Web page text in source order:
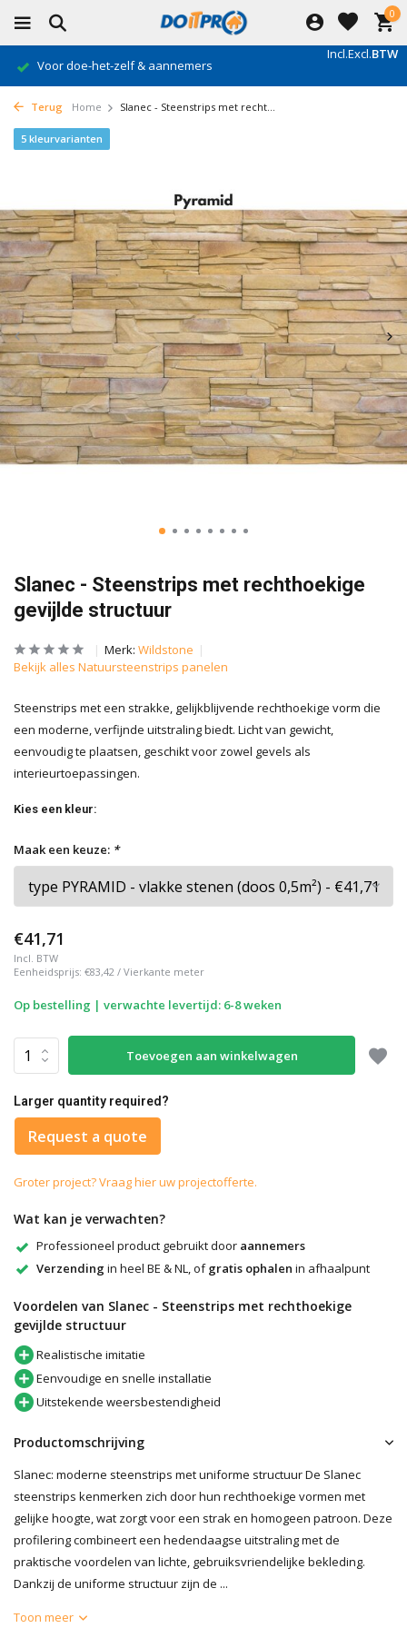
0
Incl.Excl.BTW
Voor doe-het-zelf & aannemers
Terug Home Slanec - Steenstrips met recht...
Slanec - Steenstrips met rechthoekige
gevijlde structuur
5 kleurvarianten
Merk: Wildstone
Bekijk alles Natuursteenstrips panelen
Steenstrips met een strakke, gelijkblijvende rechthoekige vorm die
een moderne, verfijnde uitstraling biedt. Licht van gewicht,
eenvoudig te plaatsen, geschikt voor zowel gevels als
interieurtoepassingen.
Kies een kleur:
Maak een keuze: *
€41,71
Incl. BTW
Eenheidsprijs: €83,42 / Vierkante meter
Op bestelling | verwachte levertijd: 6-8 weken
Toevoegen aan winkelwagen
Larger quantity required?
Request a quote
Groter project? Vraag hier uw projectofferte.
Wat kan je verwachten?
Professioneel product gebruikt door aannemers
Verzending in heel BE & NL, ofgratis ophalen in afhaalpunt
Voordelen van Slanec - Steenstrips met rechthoekige
gevijlde structuur
Realistische imitatie
Eenvoudige en snelle installatie
Uitstekende weersbestendigheid
Productomschrijving
Slanec: moderne steenstrips met uniforme structuur De Slanec
steenstrips kenmerken zich door hun rechthoekige vormen met
gelijke hoogte, wat zorgt voor een strak en homogeen patroon. Deze
profilering combineert een hedendaagse uitstraling met de
praktische voordelen van lichte, gebruiksvriendelijke bekleding.
Dankzij de uniforme structuur zijn de ...
Toon meer